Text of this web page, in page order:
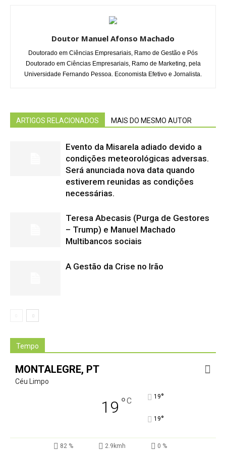
Doutor Manuel Afonso Machado
Doutorado em Ciências Empresariais, Ramo de Gestão e Pós
Doutorado em Ciências Empresariais, Ramo de Marketing, pela
Universidade Fernando Pessoa. Economista Efetivo e Jornalista.
ARTIGOS RELACIONADOS MAIS DO MESMO AUTOR
Evento da Misarela adiado devido a
condições meteorológicas adversas.
Será anunciada nova data quando
estiverem reunidas as condições
necessárias.
Teresa Abecasis (Purga de Gestores
– Trump) e Manuel Machado
Multibancos sociais
A Gestão da Crise no Irão
Tempo
MONTALEGRE, PT
Céu Limpo
19 °C 19°
19°
82 % 2.9kmh 0 %